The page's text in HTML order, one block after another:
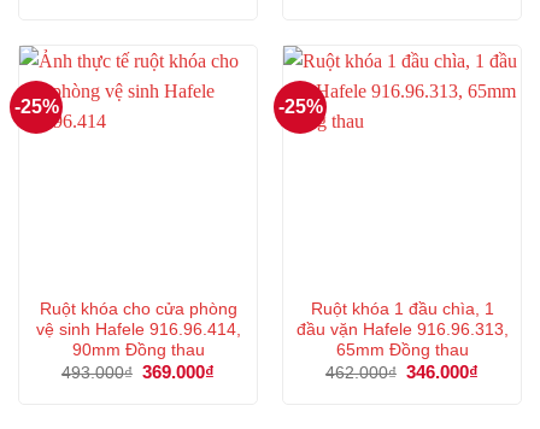
-25%
Ruột khóa cho cửa phòng
vệ sinh Hafele 916.96.414,
90mm Đồng thau
493.000₫ Giá
369.000₫
-25%
Ruột khóa 1 đầu chìa, 1
đầu vặn Hafele 916.96.313,
65mm Đồng thau
462.000₫ Giá
346.000₫